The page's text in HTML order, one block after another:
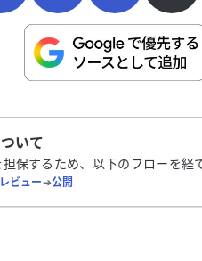
ォームです。氏名やご自身の病気の詳
いて
保するため、以下のフローを経
ビュー➔公開